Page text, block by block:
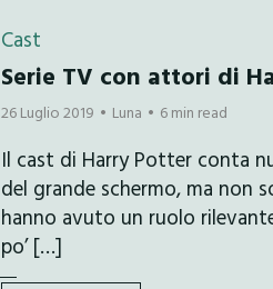
Cast
Serie TV con attori di
26 Luglio 2019 Luna 6 min read
Il cast di Harry Potter conta
del grande schermo, ma non
hanno avuto un ruolo
po’ […]